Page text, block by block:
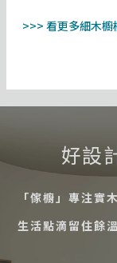
>>> 看更多細木
好設
「傢櫥」專注實
生活點滴留住餘